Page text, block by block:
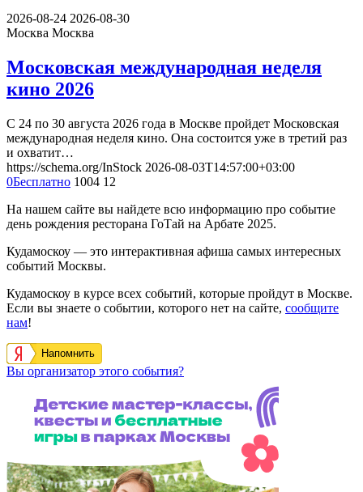
2026-08-24 2026-08-30
Москва Москва
Московская международная неделя
кино 2026
С 24 по 30 августа 2026 года в Москве пройдет Московская
международная неделя кино. Она состоится уже в третий раз
и охватит…
https://schema.org/InStock 2026-08-03T14:57:00+03:00
0Бесплатно 1004 12
На нашем сайте вы найдете всю информацию про событие
день рождения ресторана ГоТай на Арбате 2025.
Кудамоскоу — это интерактивная афиша самых интересных
событий Москвы.
Кудамоскоу в курсе всех событий, которые пройдут в Москве.
Если вы знаете о событии, которого нет на сайте, сообщите
нам!
Напомнить
Вы организатор этого события?